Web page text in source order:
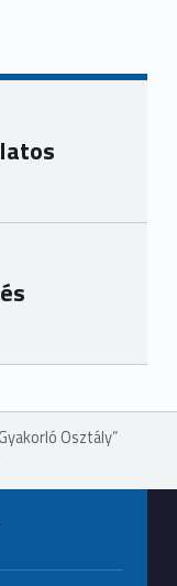
Osztály”